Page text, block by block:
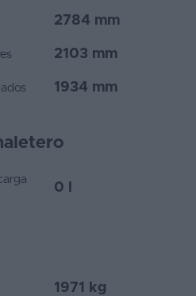
2784 mm
2103 mm
1934 mm
0 l
1971 kg